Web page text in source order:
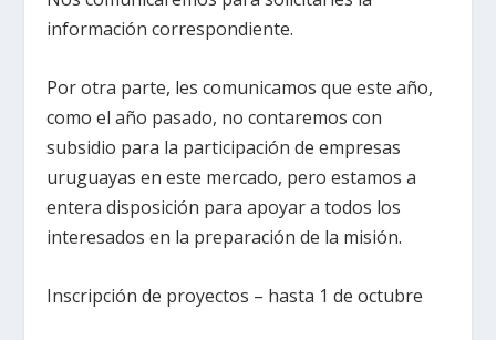
información correspondiente.
Por otra parte, les comunicamos que este año,
como el año pasado, no contaremos con
subsidio para la participación de empresas
uruguayas en este mercado, pero estamos a
entera disposición para apoyar a todos los
interesados en la preparación de la misión.
Inscripción de proyectos – hasta 1 de octubre